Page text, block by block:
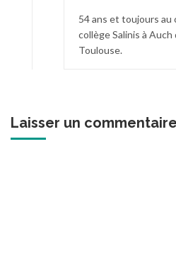
54 ans et toujours au
collège Salinis à
Toulouse.
Laisser un commentaire